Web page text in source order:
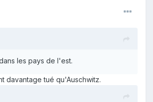
les pays de l'est.
davantage tué qu'Auschwitz.